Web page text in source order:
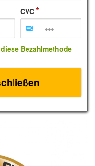
CVC
Bezahlmethode